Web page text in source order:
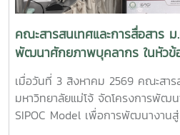
คณะสารสนเทศและการสื่อสาร
พัฒนาศักยภาพบุคลากร ในหัวข้
พัฒนางานสู่ EdPEx
เมื่อวันที่ 3 สิงหาคม 2569 คณะสาร
มหาวิทยาลัยแม่โจ้ จัดโครงการพัฒ
SIPOC Model เพื่อการพัฒนางาน